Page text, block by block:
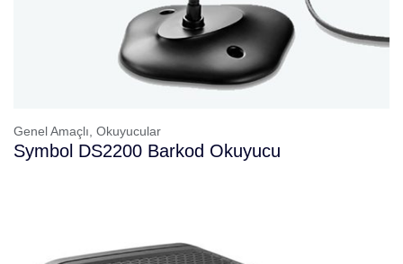
Genel Amaçlı, Okuyucular
Symbol DS2200 Barkod Okuyucu